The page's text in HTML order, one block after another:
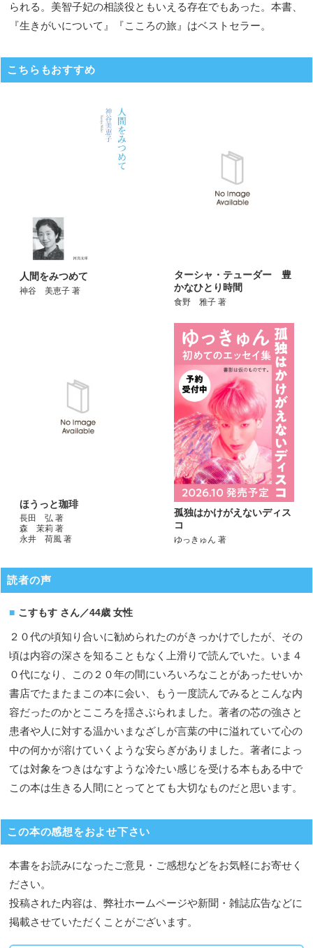
られる。美智子妃の相談役ともいえる存在でもあった。本書、
『生きがいについて』『こころの旅』はベストセラー。
こちらもおすすめ
人間をみつめて
神谷 美恵子 著
ターシャ・テューダー 豊
かなひとり時間
食野 雅子 著
ほうっと珈琲
長田 弘 著
森 茉莉 著
永井 荷風 著
孤独はかけがえないディス
コ
ゆっきゅん 著
読者の声
こすもす さん／44歳 女性
２０代の頃知り合いに勧められたのがきっかけでしたが、その
頃は内容の深さを知ることもなく上滑りで読んでいた。いま４
０代になり、この２０年の間にいろいろなことがあったせいか
書店でたまたまこの本に会い、もう一度読んでみるとこんな内
容だったのかとこころを揺さぶられました。著者の芯の強さと
患者や人に対する温かいまなざしが言葉の中に溢れていて心の
中の何かが溶けていくような安らぎがありました。著者によっ
ては対象をつきはなすような冷たい感じを受ける本もある中で
この本は生きる人間にとってとても大切なものだと思います。
この本の感想をおよせ下さい
本書をお読みになったご意見・ご感想などをお気軽にお寄せく
ださい。
投稿された内容は、弊社ホームページや新聞・雑誌広告などに
掲載させていただくことがございます。